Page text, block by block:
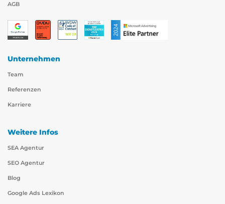
AGB
Unternehmen
Team
Referenzen
Karriere
Weitere Infos
SEA Agentur
SEO Agentur
Blog
Google Ads Lexikon